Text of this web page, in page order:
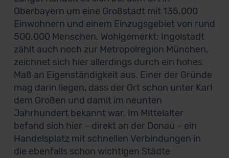
Oberbayern um eine Großstadt mit 135.000
Einwohnern und einem Einzugsgebiet von rund
500.000 Menschen. Wohlgemerkt: Ingolstadt
zählt auch noch zur Metropolregion München,
zeichnet sich hier allerdings durch ein hohes
Maß an Eigenständigkeit aus. Einer der Gründe
mag darin liegen, dass der Ort schon unter Karl
dem Großen und damit im neunten
Jahrhundert bekannt war. Im Mittelalter
befand sich hier – direkt an der Donau – ein
Handelsplatz mit schnellen Verbindungen in
die ebenfalls schon wichtigen Städte